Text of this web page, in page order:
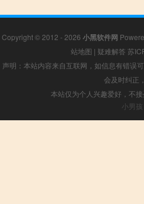
Copyright © 2012 - 2026 小黑软件网
站地图 | 疑难解答 苏
声明：本站内容来自互联网，如信息有错误
会及时纠正
本站仅为个人兴趣爱好，不
小男孩